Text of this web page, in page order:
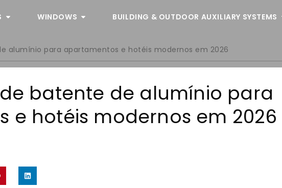
WINDOWS BUILDING & OUTDOOR AUXILIARY SYSTEMS
alumínio para apartamentos e hotéis modernos em 2026
batente de alumínio para
e hotéis modernos em 2026